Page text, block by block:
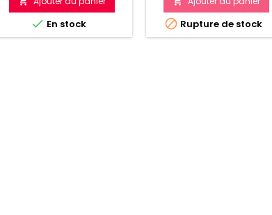
 En stock  Rupture de stock